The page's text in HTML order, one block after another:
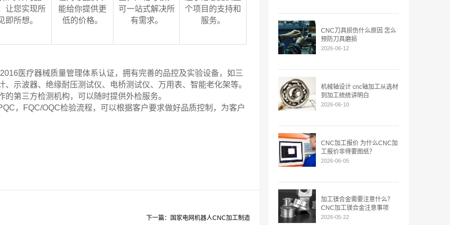
让您实现所
即所想。
能给你提供更
低的价格。
可一站式解决所
有需求。
个项目的支持和
服务。
医疗器械质量管理体系认证，拥有完善的品控及实验设备，如三
示波器、绝缘耐压测试仪、电桥测试仪、万用表、智能老化架等。
第三方检测机构，可以随时提供外检服务。
，FQC/OQC检验流程，可以根据客户要求做好品质控制，为客户
下一篇：国家电网机器人CNC加工制造
CNC刀具损伤什么原因 怎么
预防刀具磨损
2026-06-12
机械轴设计 cnc轴加工从选材
到加工统统讲明白
2026-06-10
CNC加工报价 为什么CNC加
工报价非得要图纸？
2026-06-05
加工镁合金需要注意什么？
CNC加工镁合金注意事项
2026-05-22